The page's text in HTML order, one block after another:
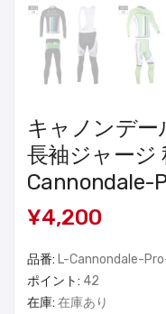
キャノンデ
長袖ジャージ
Cannondale-
¥4,200
品番: L-Cannondale-
ポイント: 42
在庫: 在庫あり